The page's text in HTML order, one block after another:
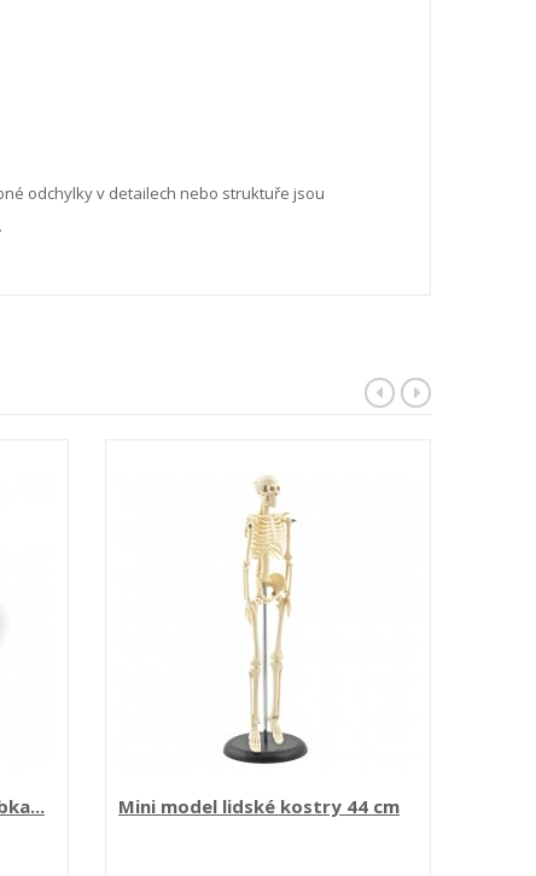
odchylky v detailech nebo struktuře jsou
Mini model lidské kostry 44 cm